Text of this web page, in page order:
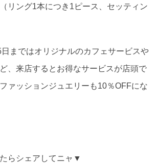
リング1本につき1ピース、セッティン
まではオリジナルのカフェサービスや
、来店するとお得なサービスが店頭で
ァッションジュエリーも10％OFFにな
らシェアしてニャ▼